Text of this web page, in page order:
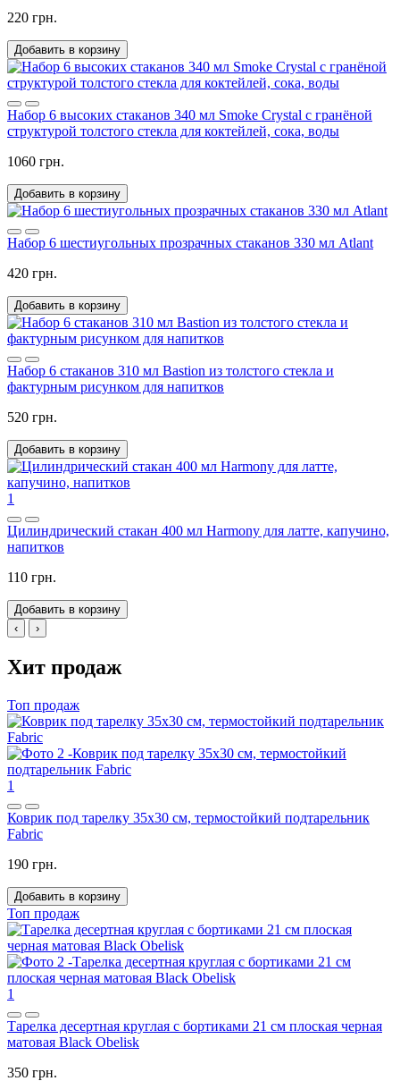
220 грн.
Добавить в корзину
Набор 6 высоких стаканов 340 мл Smoke Crystal с гранёной
структурой толстого стекла для коктейлей, сока, воды
1060 грн.
Добавить в корзину
Набор 6 шестиугольных прозрачных стаканов 330 мл Atlant
420 грн.
Добавить в корзину
Набор 6 стаканов 310 мл Bastion из толстого стекла и
фактурным рисунком для напитков
520 грн.
Добавить в корзину
1
Цилиндрический стакан 400 мл Harmony для латте, капучино,
напитков
110 грн.
Добавить в корзину
‹
›
Хит продаж
Топ продаж
1
Коврик под тарелку 35x30 см, термостойкий подтарельник
Fabric
190 грн.
Добавить в корзину
Топ продаж
1
Тарелка десертная круглая с бортиками 21 см плоская черная
матовая Black Obelisk
350 грн.